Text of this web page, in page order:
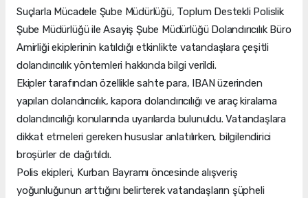
Suçlarla Mücadele Şube Müdürlüğü, Toplum Destekli Polislik
Şube Müdürlüğü ile Asayiş Şube Müdürlüğü Dolandırıcılık Büro
Amirliği ekiplerinin katıldığı etkinlikte vatandaşlara çeşitli
dolandırıcılık yöntemleri hakkında bilgi verildi.
Ekipler tarafından özellikle sahte para, IBAN üzerinden
yapılan dolandırıcılık, kapora dolandırıcılığı ve araç kiralama
dolandırıcılığı konularında uyarılarda bulunuldu. Vatandaşlara
dikkat etmeleri gereken hususlar anlatılırken, bilgilendirici
broşürler de dağıtıldı.
Polis ekipleri, Kurban Bayramı öncesinde alışveriş
yoğunluğunun arttığını belirterek vatandaşların şüpheli